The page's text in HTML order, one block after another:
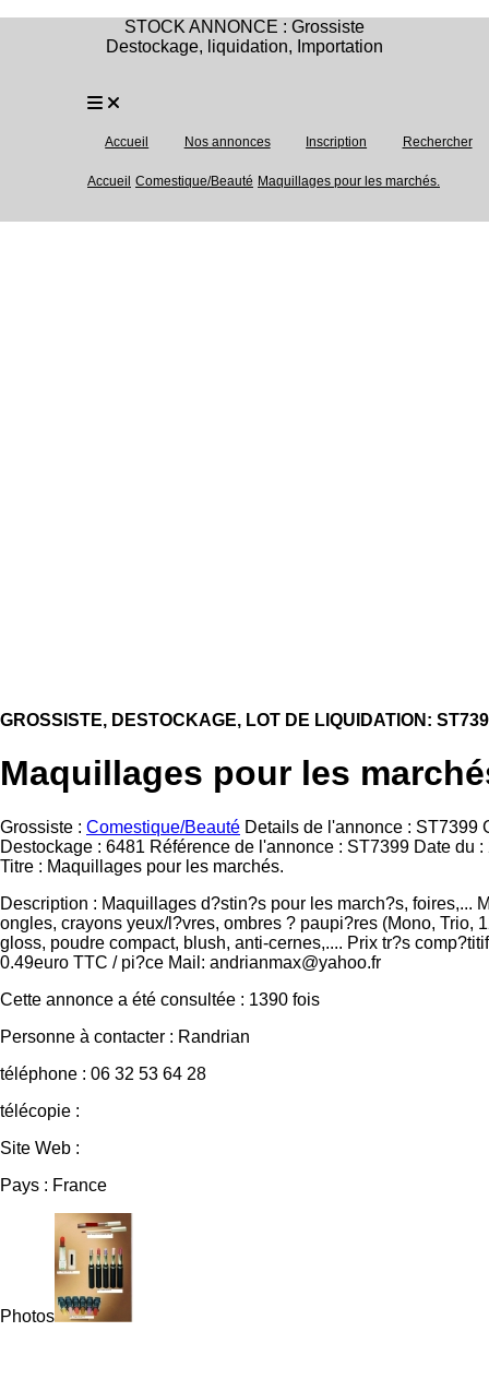
STOCK ANNONCE : Grossiste
Destockage, liquidation, Importation
Accueil Nos annonces Inscription Rechercher
Accueil Comestique/Beauté Maquillages pour les marchés.
GROSSISTE, DESTOCKAGE, LOT DE LIQUIDATION:
Maquillages pour les
Grossiste : Comestique/Beauté Details de l'annonce : ST7399
Destockage : 6481 Référence de l'annonce : ST7399 Date du
Titre : Maquillages pour les marchés.
Description : Maquillages d?stin?s pour les march?s, foires,...
ongles, crayons yeux/l?vres, ombres ? paupi?res (Mono, Trio,
gloss, poudre compact, blush, anti-cernes,.... Prix tr?s
0.49euro TTC / pi?ce Mail: andrianmax@yahoo.fr
Cette annonce a été consultée : 1390 fois
Personne à contacter : Randrian
téléphone : 06 32 53 64 28
télécopie :
Site Web :
Pays : France
Photos